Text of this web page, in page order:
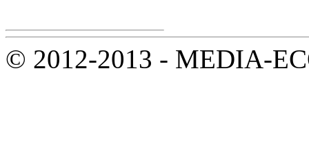
© 2012-2013 - MEDIA-